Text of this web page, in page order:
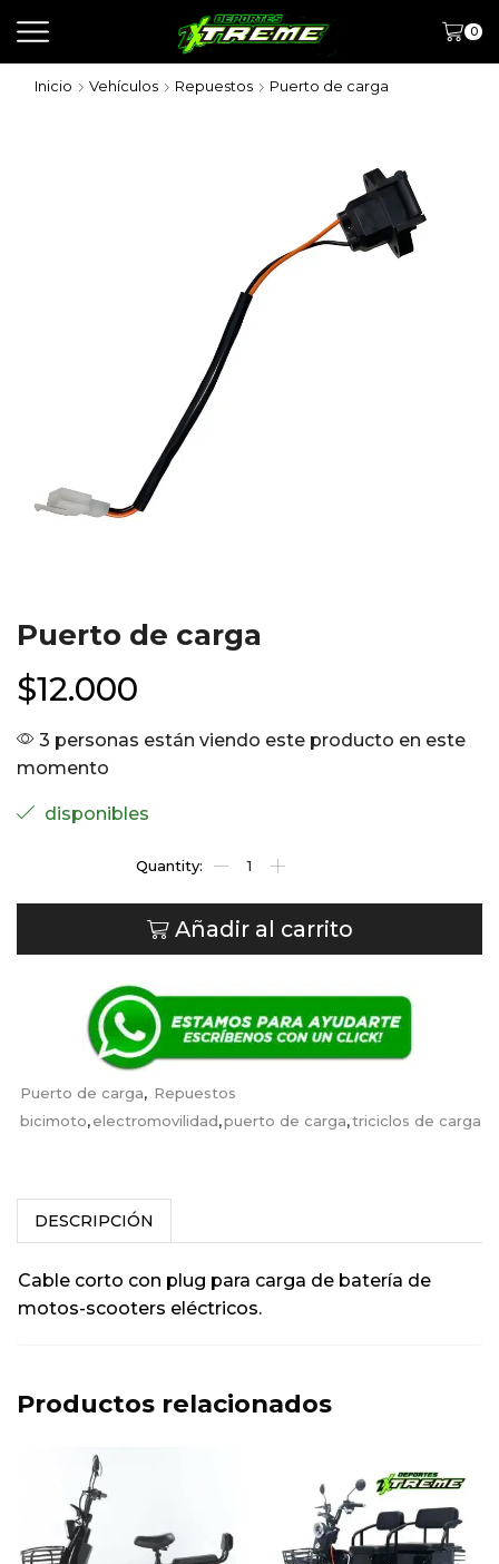
0
Inicio Vehículos Repuestos Puerto de carga
Puerto de carga
$12.000
3 personas están viendo este producto en este
momento
disponibles
Añadir al carrito
Puerto de carga, Repuestos
bicimoto,electromovilidad,puerto de carga,triciclos de carga
DESCRIPCIÓN
Cable corto con plug para carga de batería de
motos-scooters eléctricos.
Productos relacionados